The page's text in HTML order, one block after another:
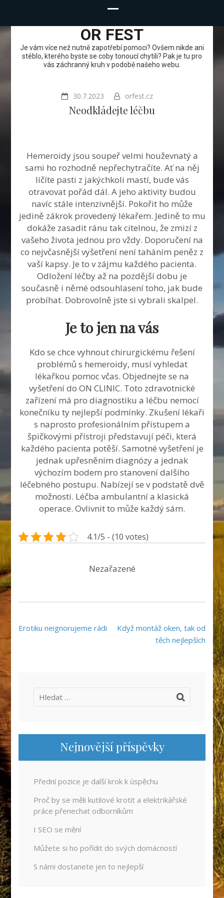
OR FEST
Je vám více než nutně zapotřebí pomoci? Ovšem nikde ani
stéblo, kterého byste se coby tonoucí chytili? Pak je tu pro
vás záchranný kruh v podobě našeho webu.
30.7.2023 orfest.cz
Neodkládejte léčbu
Hemeroidy jsou soupeř velmi houževnatý a
sami ho rozhodně nepřechytračíte. Ať na něj
líčíte pasti z jakýchkoli mastí, bude vás
otravovat pořád dál. A jeho aktivity budou
navíc stále intenzivnější. Pokořit ho může
jedině zákrok provedený lékařem. Jedině to mu
dokáže zasadit ránu tak citelnou, že zmizí z
vašeho života jednou pro vždy. Doporučení na
co nejvčasnější vyšetření není taháním peněz z
vaší kapsy. Je to v zájmu každého pacienta.
Odložení léčby až na pozdější dobu je
současně i němé odsouhlasení toho, jak bude
probíhat. Dobrovolně jste si vybrali skalpel.
Je to jen na vás
Kdo se chce vyhnout chirurgickému řešení
problémů s hemeroidy, musí vyhledat
lékařkou pomoc včas. Objednejte se na
vyšetření do ON CLINIC. Toto zdravotnické
zařízení má pro diagnostiku a léčbu nemocí
konečníku ty nejlepší podmínky. Zkušení lékaři
s naprosto profesionálním přístupem a
špičkovými přístroji představují péči, která
každého pacienta potěší. Samotné vyšetření je
jednak upřesněním diagnózy a jednak
výchozím bodem pro stanovení dalšího
léčebného postupu. Nabízejí se v podstatě dvě
možnosti. Léčba ambulantní a klasická
operace. Ovlivnit to může každý sám.
4.1/5 - (10 votes)
Nezařazené
Navigace
Erotiku neignorujeme rádi
Když montáž oken, tak od
těch nejlepších
Vyhledávání
Nejnovější příspěvky
Přední pozice je další krok k úspěchu
Proč by se měli kutilové krotit a elektrikářské
práce přenechat odborníkům
I SEO se mění
Můžete si ho pořídit do svých domácností
S námi dostanete jen to nejlepší